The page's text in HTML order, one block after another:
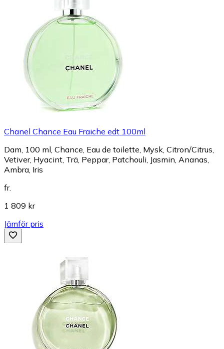
Chanel Chance Eau Fraiche edt 100ml
Dam, 100 ml, Chance, Eau de toilette, Mysk, Citron/Citrus,
Vetiver, Hyacint, Trä, Peppar, Patchouli, Jasmin, Ananas,
Ambra, Iris
fr.
1 809 kr
Jämför pris